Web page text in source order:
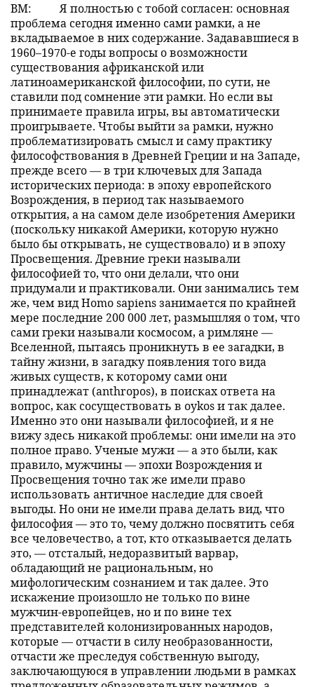
ВМ:
Я полностью с тобой согласен: основная
проблема сегодня именно сами рамки, а не
вкладываемое в них содержание. Задававшиеся в
1960–1970-е годы вопросы о возможности
существования африканской или
латиноамериканской философии, по сути, не
ставили под сомнение эти рамки. Но если вы
принимаете правила игры, вы автоматически
проигрываете. Чтобы выйти за рамки, нужно
проблематизировать смысл и саму практику
философствования в Древней Греции и на Западе,
прежде всего — в три ключевых для Запада
исторических периода: в эпоху европейского
Возрождения, в период так называемого
открытия, а на самом деле изобретения Америки
(поскольку никакой Америки, которую нужно
было бы открывать, не существовало) и в эпоху
Просвещения. Древние греки называли
философией то, что они делали, что они
придумали и практиковали. Они занимались тем
же, чем вид Homo sapiens занимается по крайней
мере последние 200 000 лет, размышляя о том, что
сами греки называли космосом, а римляне —
Вселенной, пытаясь проникнуть в ее загадки, в
тайну жизни, в загадку появления того вида
живых существ, к которому сами они
принадлежат (anthropos), в поисках ответа на
вопрос, как сосуществовать в oykos и так далее.
Именно это они называли философией, и я не
вижу здесь никакой проблемы: они имели на это
полное право. Ученые мужи — а это были, как
правило, мужчины — эпохи Возрождения и
Просвещения точно так же имели право
использовать античное наследие для своей
выгоды. Но они не имели права делать вид, что
философия — это то, чему должно посвятить себя
все человечество, а тот, кто отказывается делать
это, — отсталый, недоразвитый варвар,
обладающий не рациональным, но
мифологическим сознанием и так далее. Это
искажение произошло не только по вине
мужчин-европейцев, но и по вине тех
представителей колонизированных народов,
которые — отчасти в силу необразованности,
отчасти же преследуя собственную выгоду,
заключающуюся в управлении людьми в рамках